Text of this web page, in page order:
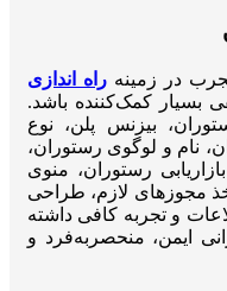
در زمینهراه اندازی
بسیار کمک‌کننده باشد.
بیزنس پلن، نوع
نام و لوگوی رستوران،
رستوران، منوی
مجوزهای لازم، طراحی
و تجربه کافی داشته
ایمن، منحصربه‌فرد و